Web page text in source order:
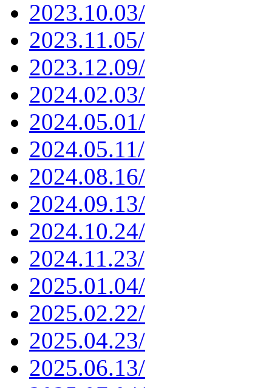
2023.10.03/
2023.11.05/
2023.12.09/
2024.02.03/
2024.05.01/
2024.05.11/
2024.08.16/
2024.09.13/
2024.10.24/
2024.11.23/
2025.01.04/
2025.02.22/
2025.04.23/
2025.06.13/